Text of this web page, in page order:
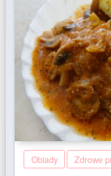
Obiady Zdrowe